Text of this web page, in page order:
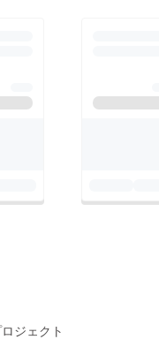
ござい
ジェクト